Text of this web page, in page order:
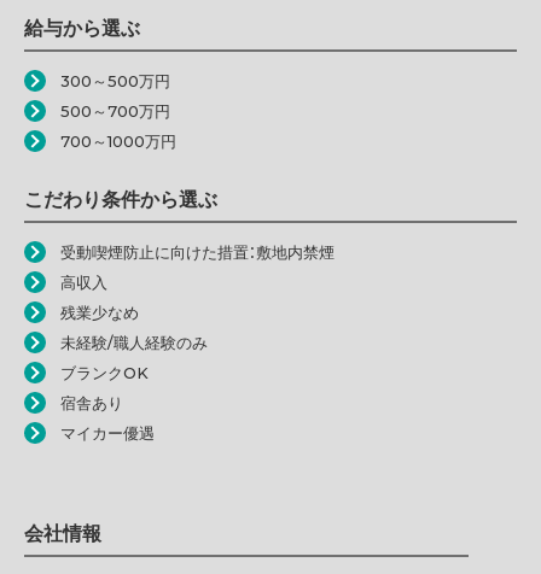
給与から選ぶ
300～500万円
500～700万円
700～1000万円
こだわり条件から選ぶ
受動喫煙防止に向けた措置：敷地内禁煙
高収入
残業少なめ
未経験/職人経験のみ
ブランクOK
宿舎あり
マイカー優遇
会社情報